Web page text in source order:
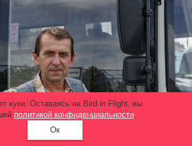
куки. Оставаясь на Bird in Flight, вы
политикой конфиденциальности.
Ок